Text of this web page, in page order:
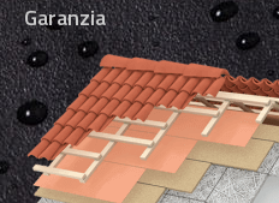
Garanzia